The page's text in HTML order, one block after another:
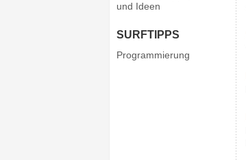
und Ideen
SURFTIPPS
Programmierung